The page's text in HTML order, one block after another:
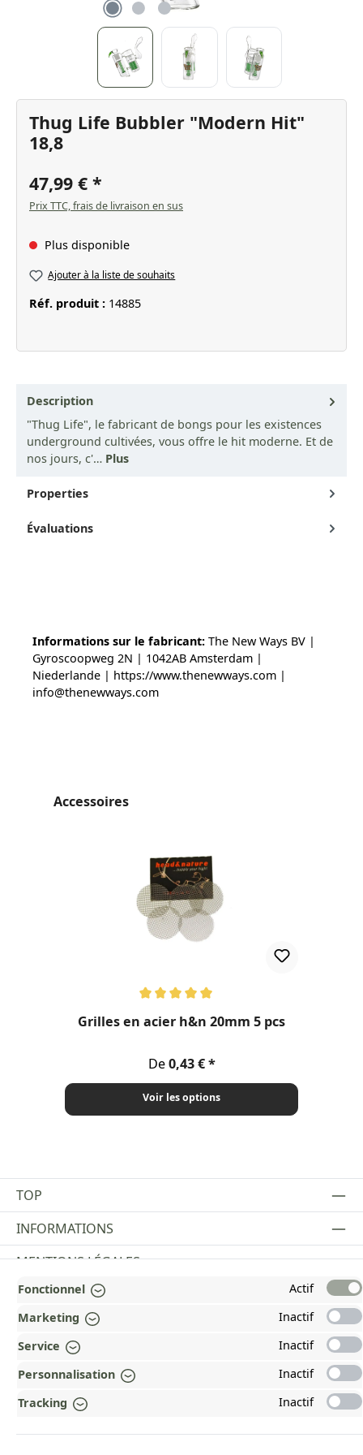
Thug Life Bubbler "Modern Hit"
18,8
47,99 €
Prix TTC, frais de livraison en sus
Plus disponible
Ajouter à la liste de souhaits
Réf. produit : 14885
Description
"Thug Life", le fabricant de bongs pour les existences
underground cultivées, vous offre le hit moderne. Et de
nos jours, c'… Plus
Properties
Évaluations
Informations sur le fabricant: The New Ways BV |
Gyroscoopweg 2N | 1042AB Amsterdam |
Niederlande | https://www.thenewways.com |
info@thenewways.com
Ignorer la galerie de produits
Accessoires
Grilles en acier h&n 20mm 5 pcs
Prix régulier :
De0,43 €
Voir les options
TOP
INFORMATIONS
MENTIONS LÉGALES
PAYMENT AND SHIPPING METHODS
RÉCOMPENSÉ ET CERTIFIÉ !
OUR COMMUNITIES
Fonctionnel
Actif
Marketing
Inactif
Service
Inactif
Personnalisation
Inactif
Tracking
Inactif